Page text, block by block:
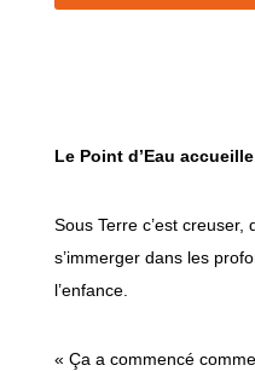
Le Point d’Eau
Sous Terre c’est
s’immerger dans les
l’enfance.
« Ça a commencé